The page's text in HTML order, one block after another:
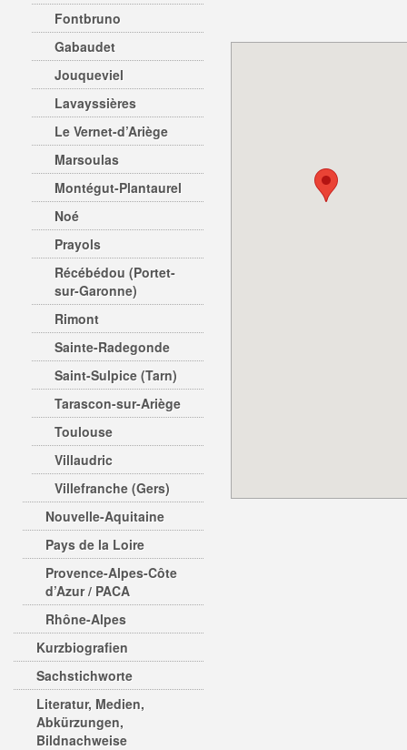
Fontbruno
Gabaudet
Jouqueviel
Lavayssières
Le Vernet-d’Ariège
Marsoulas
Montégut-Plantaurel
Noé
Prayols
Récébédou (Portet-
sur-Garonne)
Rimont
Sainte-Radegonde
Saint-Sulpice (Tarn)
Tarascon-sur-Ariège
Toulouse
Villaudric
Villefranche (Gers)
Nouvelle-Aquitaine
Pays de la Loire
Provence-Alpes-Côte
d’Azur / PACA
Rhône-Alpes
Kurzbiografien
Sachstichworte
Literatur, Medien,
Abkürzungen,
Bildnachweise